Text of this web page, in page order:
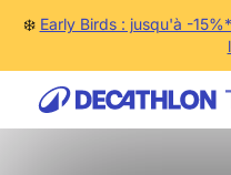
❄️ Early Birds : jusqu'à -